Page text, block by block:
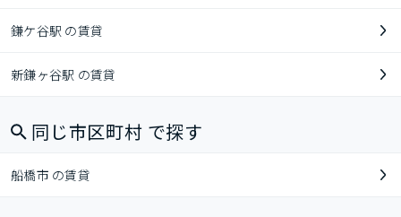
鎌ケ谷駅 の賃貸
新鎌ヶ谷駅 の賃貸
同じ市区町村 で探す
船橋市 の賃貸